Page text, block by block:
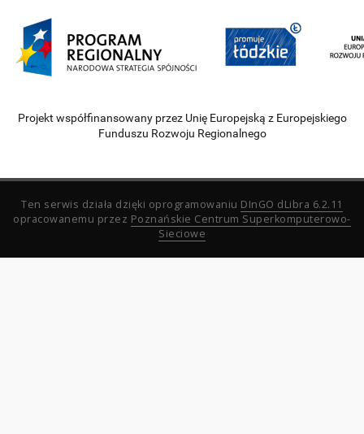
Projekt współfinansowany przez Unię Europejską z Europejskiego
Funduszu Rozwoju Regionalnego
Ten serwis działa dzięki oprogramowaniu DInGO dLibra 6.2.11
opracowanemu przez Poznańskie Centrum Superkomputerowo-
Sieciowe